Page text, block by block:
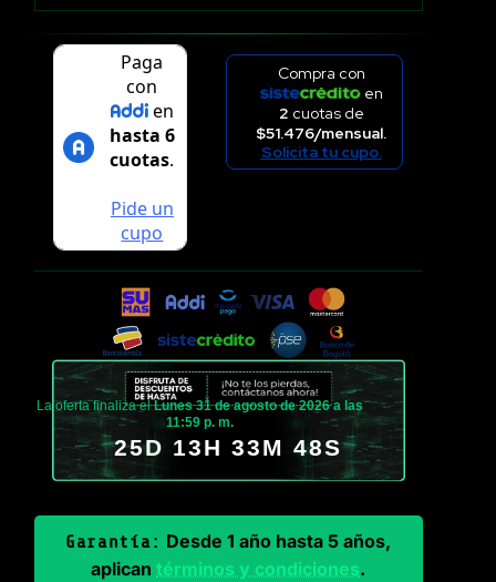
Compra con
en
2 cuotas de
$51.476/mensual.
Solicita tu cupo.
La oferta finaliza elLunes 31 de agosto de 2026 a las
11:59 p. m.
25D 13H 33M 47S
Garantía: Desde 1 año hasta 5 años,
aplicantérminos y condiciones.